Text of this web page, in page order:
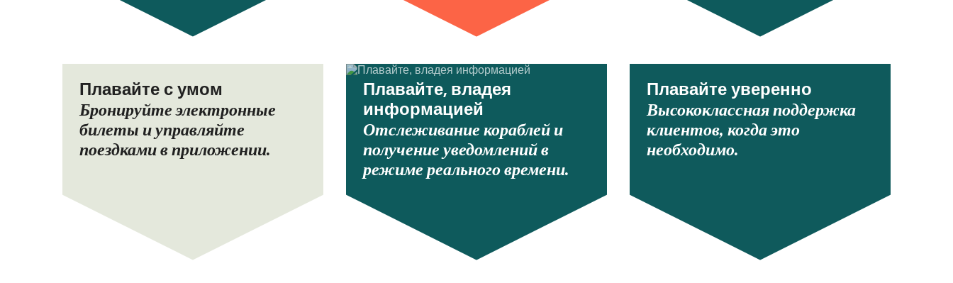
Плавайте с умом
Бронируйте электронные
билеты и управляйте
поездками в приложении.
Плавайте, владея
информацией
Отслеживание кораблей и
получение уведомлений в
режиме реального времени.
Плавайте уверенно
Высококлассная поддержка
клиентов, когда это
необходимо.